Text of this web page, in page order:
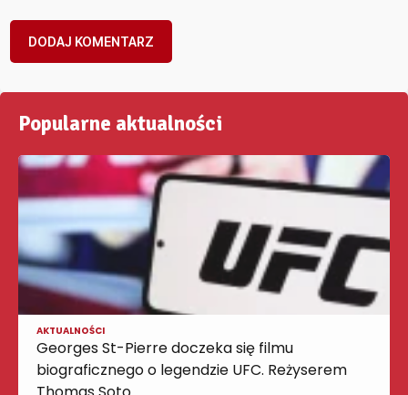
Popularne aktualności
AKTUALNOŚCI
Georges St-Pierre doczeka się filmu
biograficznego o legendzie UFC. Reżyserem